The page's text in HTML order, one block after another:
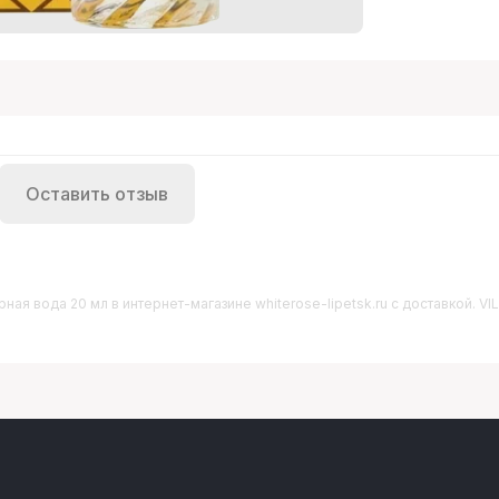
Оставить отзыв
вода 20 мл в интернет-магазине whiterose-lipetsk.ru с доставкой.